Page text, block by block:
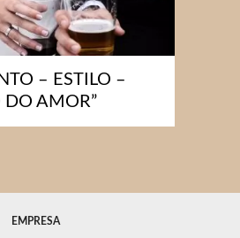
– ESTILO –
DO AMOR”
EMPRESA